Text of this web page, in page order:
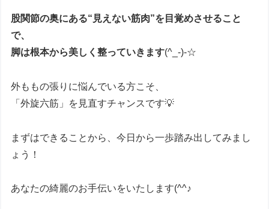
股関節の奥にある“見えない筋肉”を目覚めさせること
で、
脚は根本から美しく整っていきます(^_-)-☆
外ももの張りに悩んでいる方こそ、
「外旋六筋」を見直すチャンスです💡
まずはできることから、今日から一歩踏み出してみまし
ょう！
あなたの綺麗のお手伝いをいたします(^^♪